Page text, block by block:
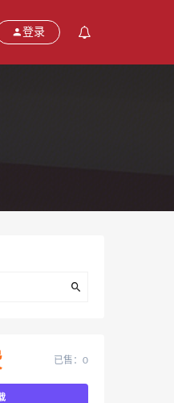
登录
已售：0